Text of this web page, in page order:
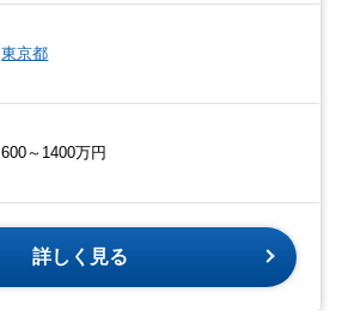
東京都
600～1400万円
詳しく見る